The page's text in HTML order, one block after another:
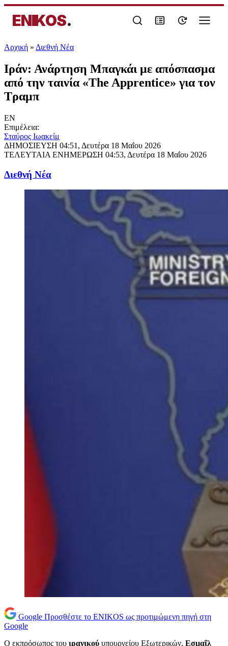
ENIKOS.
Αρχική » Διεθνή Νέα
Ιράν: Ανάρτηση Μπαγκάι με απόσπασμα
από την ταινία «The Apprentice» για τον
Τραμπ
EN
Επιμέλεια:
Σταύρος Ιωακείμ
ΔΗΜΟΣΙΕΥΣΗ 04:51, Δευτέρα 18 Μαΐου 2026
ΤΕΛΕΥΤΑΙΑ ΕΝΗΜΕΡΩΣΗ 04:53, Δευτέρα 18 Μαΐου 2026
Διεθνή Νέα
Google Προσθέστε το ENIKOS ως προτιμώμενη πηγή στη
Google
Ο εκπρόσωπος του ιρανικού υπουργείου Εξωτερικών, Εσμαΐλ